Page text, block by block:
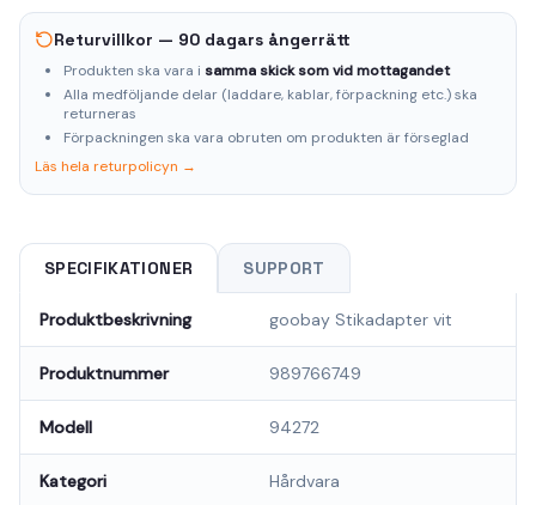
Returvillkor — 90 dagars ångerrätt
Produkten ska vara i samma skick som vid mottagandet
Alla medföljande delar (laddare, kablar, förpackning etc.) ska
returneras
Förpackningen ska vara obruten om produkten är förseglad
Läs hela returpolicyn →
SPECIFIKATIONER SUPPORT
Produktbeskrivning goobay Stikadapter vit
Produktnummer 989766749
Modell 94272
Kategori Hårdvara